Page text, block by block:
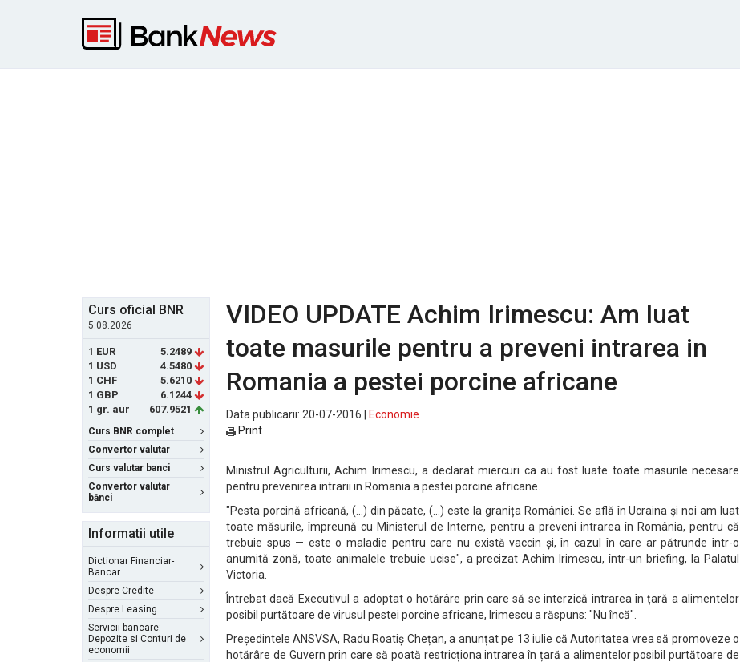
Curs oficial BNR
5.08.2026
1 EUR
5.2489
1 USD
4.5480
1 CHF
5.6210
1 GBP
6.1244
1 gr. aur
607.9521
Curs BNR complet
Convertor valutar
Curs valutar banci
Convertor valutar
bănci
Informatii utile
Dictionar Financiar-
Bancar
Despre Credite
Despre Leasing
Servicii bancare:
Depozite si Conturi de
economii
VIDEO UPDATE Achim Irimescu: Am luat
toate masurile pentru a preveni intrarea in
Romania a pestei porcine africane
Data publicarii: 20-07-2016 |
Economie
Print
Ministrul Agriculturii, Achim Irimescu, a declarat miercuri ca au fost luate toate masurile necesare
pentru prevenirea intrarii in Romania a pestei porcine africane.
"Pesta porcină africană, (...) din păcate, (...) este la granița României. Se află în Ucraina și noi am luat
toate măsurile, împreună cu Ministerul de Interne, pentru a preveni intrarea în România, pentru că
trebuie spus — este o maladie pentru care nu există vaccin și, în cazul în care ar pătrunde într-o
anumită zonă, toate animalele trebuie ucise", a precizat Achim Irimescu, într-un briefing, la Palatul
Victoria.
Întrebat dacă Executivul a adoptat o hotărâre prin care să se interzică intrarea în țară a alimentelor
posibil purtătoare de virusul pestei porcine africane, Irimescu a răspuns: "Nu încă".
Președintele ANSVSA, Radu Roatiș Chețan, a anunțat pe 13 iulie că Autoritatea vrea să promoveze o
hotărâre de Guvern prin care să poată restricționa intrarea în țară a alimentelor posibil purtătoare de